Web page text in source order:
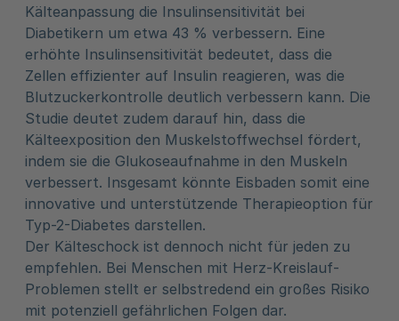
Kälteanpassung die Insulinsensitivität bei
Diabetikern um etwa 43 % verbessern. Eine
erhöhte Insulinsensitivität bedeutet, dass die
Zellen effizienter auf Insulin reagieren, was die
Blutzuckerkontrolle deutlich verbessern kann. Die
Studie deutet zudem darauf hin, dass die
Kälteexposition den Muskelstoffwechsel fördert,
indem sie die Glukoseaufnahme in den Muskeln
verbessert. Insgesamt könnte Eisbaden somit eine
innovative und unterstützende Therapieoption für
Typ-2-Diabetes darstellen.
Der Kälteschock ist dennoch nicht für jeden zu
empfehlen. Bei Menschen mit Herz-Kreislauf-
Problemen stellt er selbstredend ein großes Risiko
mit potenziell gefährlichen Folgen dar.